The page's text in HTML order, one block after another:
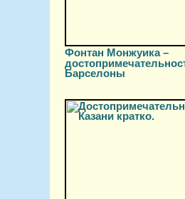
Фонтан Монжуика –
Барселоны